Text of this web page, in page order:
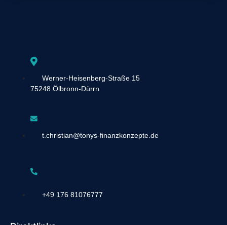
Werner-Heisenberg-Straße 15
75248 Ölbronn-Dürrn
t.christian@tonys-finanzkonzepte.de
+49 176 81076777